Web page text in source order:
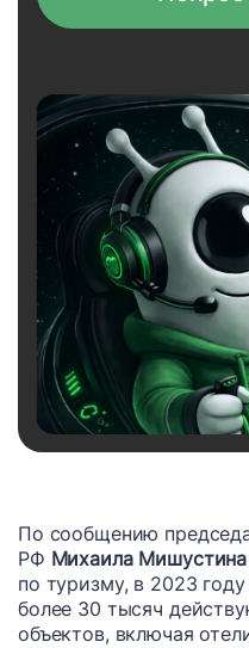
По сообщению
РФ Михаила Мишустина
по туризму, в 2023
более 30 тысяч
объектов, включая